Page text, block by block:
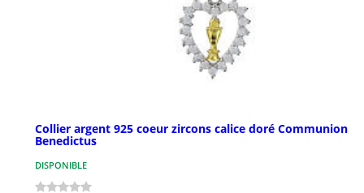
Collier argent 925 coeur zircons calice doré Communion
Benedictus
DISPONIBLE